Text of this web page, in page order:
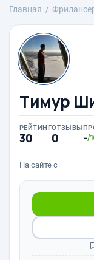
Главная
Тимур
РЕЙТИНГ
30
ОТЗЫВЫ
0 -/
На сайте с